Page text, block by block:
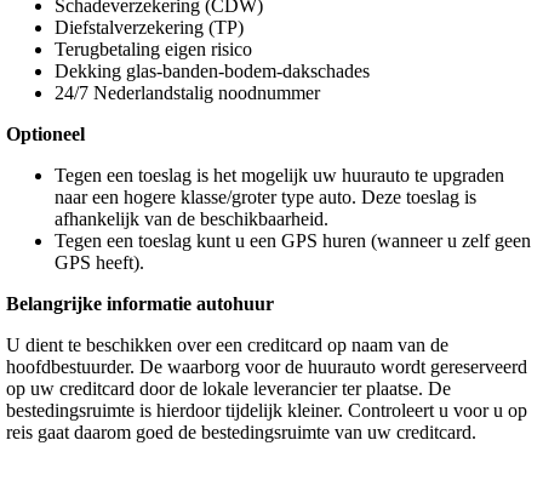
Schadeverzekering (CDW)
Diefstalverzekering (TP)
Terugbetaling eigen risico
Dekking glas-banden-bodem-dakschades
24/7 Nederlandstalig noodnummer
Optioneel
Tegen een toeslag is het mogelijk uw huurauto te upgraden
naar een hogere klasse/groter type auto. Deze toeslag is
afhankelijk van de beschikbaarheid.
Tegen een toeslag kunt u een GPS huren (wanneer u zelf geen
GPS heeft).
Belangrijke informatie autohuur
U dient te beschikken over een creditcard op naam van de
hoofdbestuurder. De waarborg voor de huurauto wordt gereserveerd
op uw creditcard door de lokale leverancier ter plaatse. De
bestedingsruimte is hierdoor tijdelijk kleiner. Controleert u voor u op
reis gaat daarom goed de bestedingsruimte van uw creditcard.